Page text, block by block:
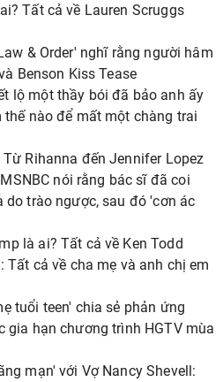
Tất cả về Lauren Scruggs
& Order' nghĩ rằng người hâm
Benson Kiss Tease
lộ một thầy bói đã bảo anh ấy
nào để mất một chàng trai
Rihanna đến Jennifer Lopez
nói rằng bác sĩ đã coi
trào ngược, sau đó 'cơn ác
là ai? Tất cả về Ken Todd
Tất cả về cha mẹ và anh chị em
tuổi teen' chia sẻ phản ứng
hạn chương trình HGTV mùa
mạn' với Vợ Nancy Shevell: